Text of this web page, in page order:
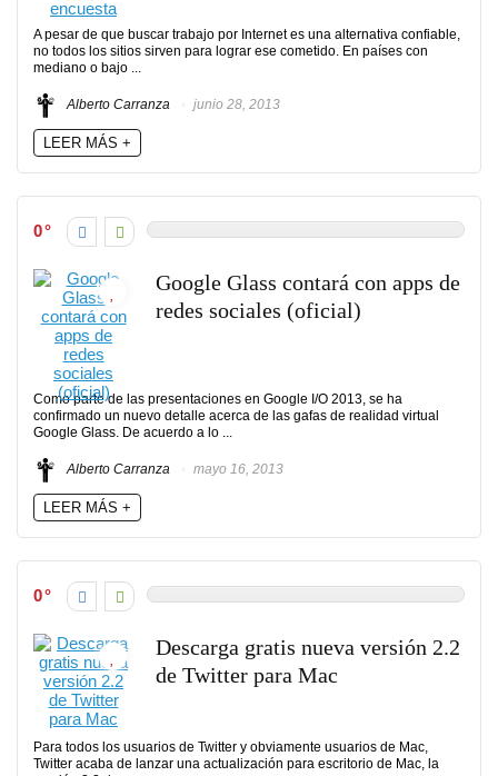
A pesar de que buscar trabajo por Internet es una alternativa confiable,
no todos los sitios sirven para lograr ese cometido. En países con
mediano o bajo ...
Alberto Carranza junio 28, 2013
LEER MÁS +
0
Google Glass contará con apps de
redes sociales (oficial)
Como parte de las presentaciones en Google I/O 2013, se ha
confirmado un nuevo detalle acerca de las gafas de realidad virtual
Google Glass. De acuerdo a lo ...
Alberto Carranza mayo 16, 2013
LEER MÁS +
0
Descarga gratis nueva versión 2.2
de Twitter para Mac
Para todos los usuarios de Twitter y obviamente usuarios de Mac,
Twitter acaba de lanzar una actualización para escritorio de Mac, la